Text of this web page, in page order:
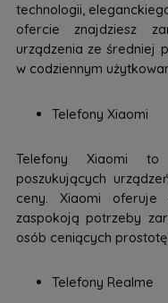
technologii,
ofercie znajdziesz
urządzenia ze średniej
w codziennym
Telefony Xiaomi
Telefony Xiaomi
poszukujących
ceny. Xiaomi oferuje
zaspokoją potrzeby
osób ceniących
Telefony Realme